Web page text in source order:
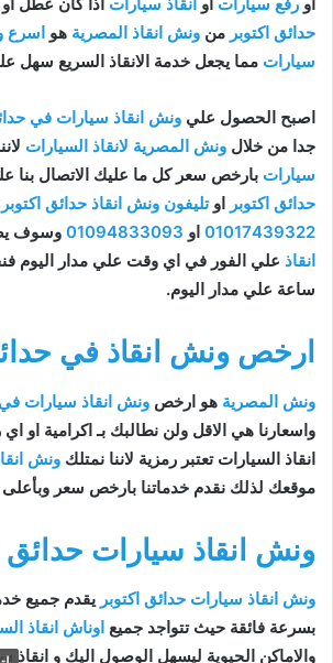
حدائق اكتوبر من ونش انقاذ المصرية هو اسرع
سيارات مما يجعل خدمة الانقاذ السريع سهل
اصبح الحصول علي ونش انقاذ سيارات في
جدا من خلال ونش المصرية لانقاذ السيارات
سيارات بارخص سعر كل ما عليك الاتصال بنا
حدائق اكتوبر
اوتليفون ونش انقاذ حدائق اكتوبر
01017439322 او 01094833093 وسوف
انقاذ
ساعة علي مدار اليوم.
ارخص ونش انقاذ في
ونش المصرية هو ارخص ونش انقاذ سيارات في
واسعارنا هي الاقل ولن نطالبك بـ اكرامية او
انقاذ السيارات تعتبر رمزية لاننا نمتلك ونش
موقعك لذلك نقدم خدماتنا بارخص سعر
ونش انقاذ سيارات حدائق
ونش انقاذ سيارات حدائق اكتوبر يقدم جميع
بسرعة فائقة حيث تتواجد جميع اوناش انقاذ
والاماكن الحيوية ليسهل الوصول اليك و انقاذ